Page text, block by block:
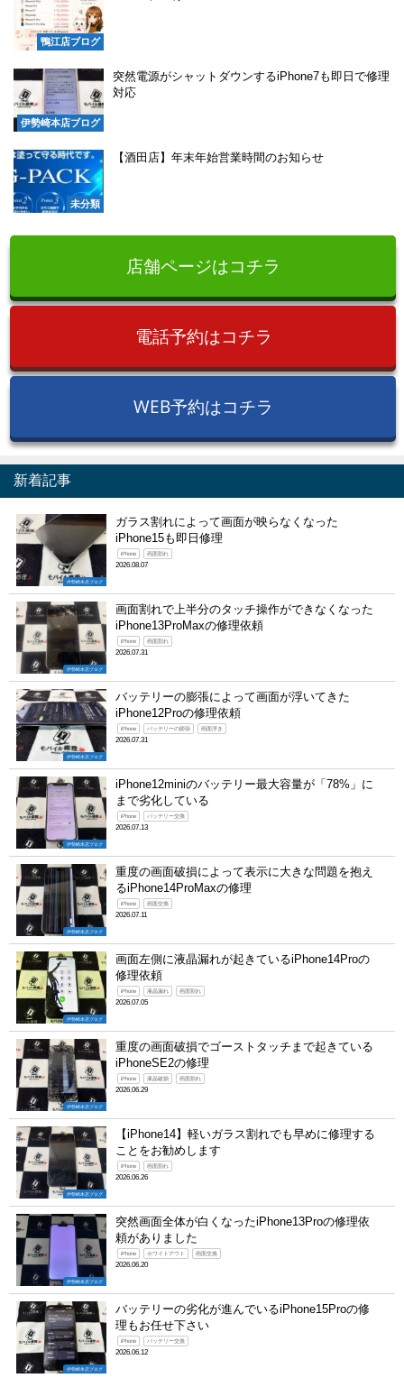
鴨江店ブログ
伊勢崎本店ブログ
突然電源がシャットダウンするiPhone7も即日で修理
対応
未分類
【酒田店】年末年始営業時間のお知らせ
店舗ページはコチラ
電話予約はコチラ
WEB予約はコチラ
新着記事
伊勢崎本店ブログ
ガラス割れによって画面が映らなくなった
iPhone15も即日修理
iPhone 画面割れ
2026.08.07
伊勢崎本店ブログ
画面割れで上半分のタッチ操作ができなくなった
iPhone13ProMaxの修理依頼
iPhone 画面割れ
2026.07.31
伊勢崎本店ブログ
バッテリーの膨張によって画面が浮いてきた
iPhone12Proの修理依頼
iPhone バッテリーの膨張 画面浮き
2026.07.31
伊勢崎本店ブログ
iPhone12miniのバッテリー最大容量が「78%」に
まで劣化している
iPhone バッテリー交換
2026.07.13
伊勢崎本店ブログ
重度の画面破損によって表示に大きな問題を抱え
るiPhone14ProMaxの修理
iPhone 画面交換
2026.07.11
伊勢崎本店ブログ
画面左側に液晶漏れが起きているiPhone14Proの
修理依頼
iPhone 液晶漏れ 画面割れ
2026.07.05
伊勢崎本店ブログ
重度の画面破損でゴーストタッチまで起きている
iPhoneSE2の修理
iPhone 液晶破損 画面割れ
2026.06.29
伊勢崎本店ブログ
【iPhone14】軽いガラス割れでも早めに修理する
ことをお勧めします
iPhone 画面割れ
2026.06.26
伊勢崎本店ブログ
突然画面全体が白くなったiPhone13Proの修理依
頼がありました
iPhone ホワイトアウト 画面交換
2026.06.20
伊勢崎本店ブログ
バッテリーの劣化が進んでいるiPhone15Proの修
理もお任せ下さい
iPhone バッテリー交換
2026.06.12